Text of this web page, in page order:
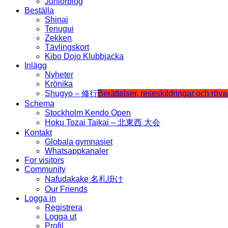
Beställa
Shinai
Tenugui
Zekken
Tävlingskort
Kibo Dojo Klubbjacka
Inlägg
Nyheter
Krönika
Shugyo – 修行Berättelser, reseskildringar och
Schema
Stockholm Kendo Open
Hoku Tozai Taikai – 北東西 大会
Kontakt
Globala gymnasiet
Whatsappkanaler
For visitors
Community
Nafudakake 名札掛け
Our Friends
Logga in
Registrera
Logga ut
Profil